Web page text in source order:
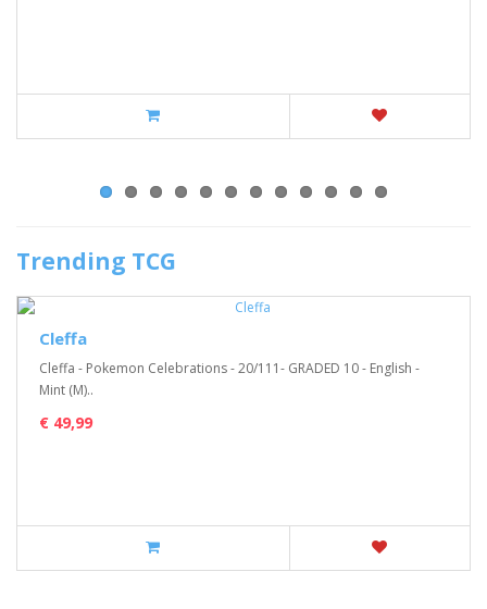
Trending TCG
Cleffa
Cleffa - Pokemon Celebrations - 20/111- GRADED 10 - English -
Mint (M)..
€ 49,99